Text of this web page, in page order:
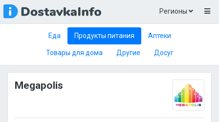
Регионы
Еда Продукты питания Аптеки
Товары для дома Другие Досуг
Megapolis